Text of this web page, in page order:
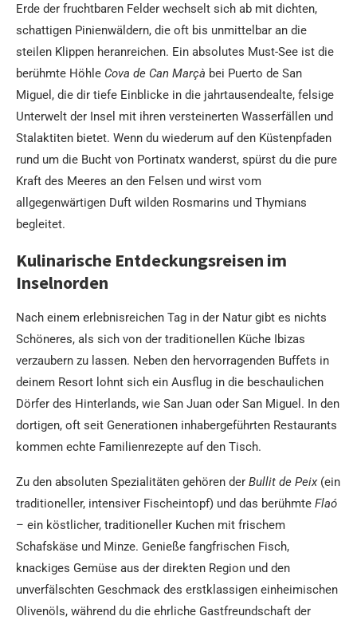
Erde der fruchtbaren Felder wechselt sich ab mit dichten,
schattigen Pinienwäldern, die oft bis unmittelbar an die
steilen Klippen heranreichen. Ein absolutes Must-See ist die
berühmte Höhle Cova de Can Marçà bei Puerto de San
Miguel, die dir tiefe Einblicke in die jahrtausendealte, felsige
Unterwelt der Insel mit ihren versteinerten Wasserfällen und
Stalaktiten bietet. Wenn du wiederum auf den Küstenpfaden
rund um die Bucht von Portinatx wanderst, spürst du die pure
Kraft des Meeres an den Felsen und wirst vom
allgegenwärtigen Duft wilden Rosmarins und Thymians
begleitet.
Kulinarische Entdeckungsreisen im
Inselnorden
Nach einem erlebnisreichen Tag in der Natur gibt es nichts
Schöneres, als sich von der traditionellen Küche Ibizas
verzaubern zu lassen. Neben den hervorragenden Buffets in
deinem Resort lohnt sich ein Ausflug in die beschaulichen
Dörfer des Hinterlands, wie San Juan oder San Miguel. In den
dortigen, oft seit Generationen inhabergeführten Restaurants
kommen echte Familienrezepte auf den Tisch.
Zu den absoluten Spezialitäten gehören der Bullit de Peix (ein
traditioneller, intensiver Fischeintopf) und das berühmte Flaó
– ein köstlicher, traditioneller Kuchen mit frischem
Schafskäse und Minze. Genieße fangfrischen Fisch,
knackiges Gemüse aus der direkten Region und den
unverfälschten Geschmack des erstklassigen einheimischen
Olivenöls, während du die ehrliche Gastfreundschaft der